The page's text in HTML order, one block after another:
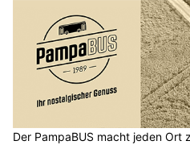
Der PampaBUS macht jeden Ort